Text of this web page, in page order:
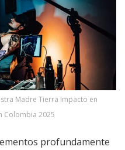
Madre Tierra Impacto en
Colombia 2025
profundamente